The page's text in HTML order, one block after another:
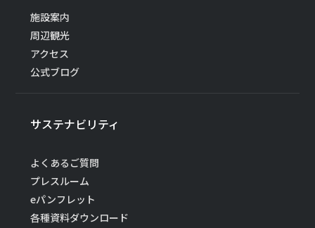
施設案内
周辺観光
アクセス
公式ブログ
サステナビリティ
よくあるご質問
プレスルーム
eパンフレット
各種資料ダウンロード